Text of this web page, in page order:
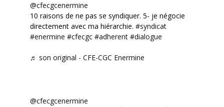
@cfecgcenermine
10 raisons de ne pas se syndiquer. 5- je négocie
directement avec ma hiérarchie. #syndicat
#enermine #cfecgc #adherent #dialogue
♬ son original - CFE-CGC Enermine
@cfecgcenermine